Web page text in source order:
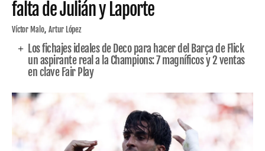
falta de Julián y Laporte
Víctor Malo Artur López
Los fichajes ideales de Deco para hacer del Barça de Flick
un aspirante real a la Champions: 7 magníficos y 2 ventas
en clave Fair Play